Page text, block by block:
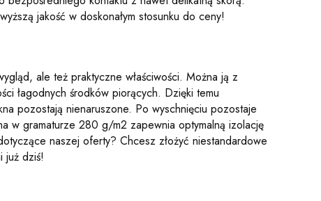
jakość w doskonałym stosunku do ceny!
ale też praktyczne właściwości. Można ją z
łagodnych środków piorących. Dzięki temu
pozostają nienaruszone. Po wyschnięciu pozostaje
w gramaturze 280 g/m2 zapewnia optymalną izolację
naszej oferty? Chcesz złożyć niestandardowe
już dziś!